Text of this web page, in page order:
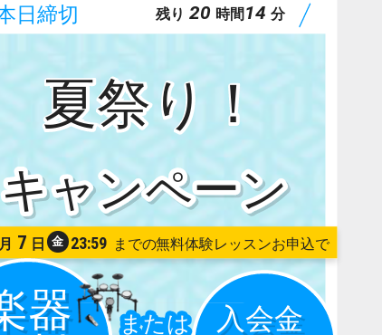
夏祭り！
月 7 日 金 23:59
残り 20 時間14 分